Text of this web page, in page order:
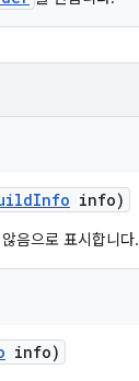
Info info)
음으로 표시합니다.
info)